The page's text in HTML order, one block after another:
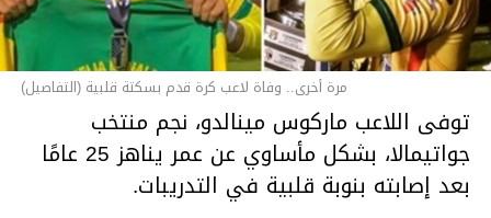
مرة أخرى.. وفاة لاعب كرة قدم بسكتة قلبية (التفاصيل)
توفى اللاعب ماركوس مينالدو، نجم منتخب
جواتيمالا، بشكل مأساوي عن عمر يناهز 25 عامًا
بعد إصابته بنوبة قلبية في التدريبات.